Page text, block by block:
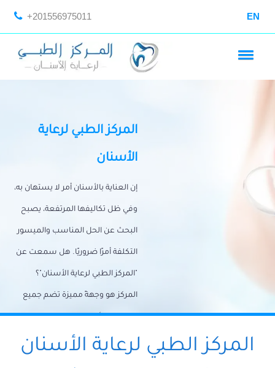
+201556975011 EN
المركز الطبي لرعاية
الأسنان
إن العناية بالأسنان أمر لا يستهان به،
وفي ظل تكاليفها المرتفعة، يصبح
البحث عن الحل المناسب والميسور
التكلفة أمرًا ضروريًا. هل سمعت عن
"المركز الطبي لرعاية الأسنان"؟
المركز هو وجهةً مميزة تضم جميع
احتياجات الأسنان تحت سقف واحد،
وتضمن لك حلاً شاملًا لجميع
المركز الطبي لرعاية الأسنان